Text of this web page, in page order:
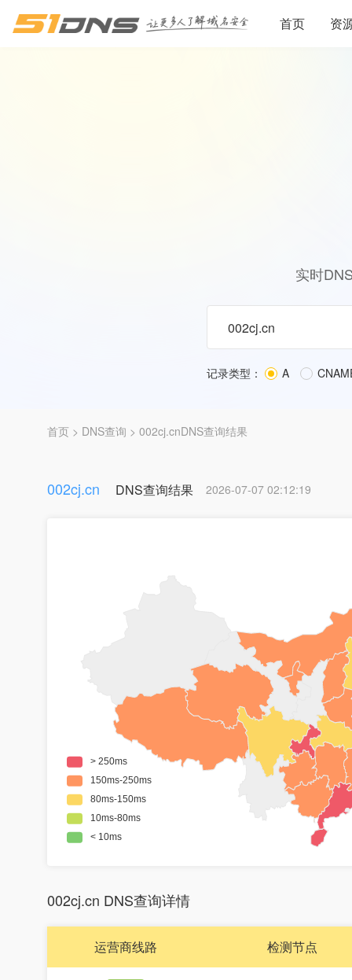
首页 资
实时
记录类型： A
首页 > DNS查询 > 002cj.cnDNS查询结果
002cj.cn DNS查询结果 2026-07-07 02:12:19
002cj.cn DNS查询详情
运营商线路 检测节点